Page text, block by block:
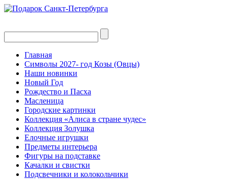
Главная
Символы 2027- год Козы (Овцы)
Наши новинки
Новый Год
Рождество и Пасха
Масленица
Городские картинки
Коллекция «Алиса в стране чудес»
Коллекция Золушка
Елочные игрушки
Предметы интерьера
Фигуры на подставке
Качалки и свистки
Подсвечники и колокольчики